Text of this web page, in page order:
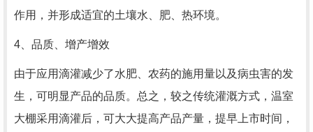
作用，并形成适宜的土壤水、肥、热环境。
4、品质、增产增效
由于应用滴灌减少了水肥、农药的施用量以及病虫害的发
生，可明显产品的品质。总之，较之传统灌溉方式，温室
大棚采用滴灌后，可大大提高产品产量，提早上市时间，